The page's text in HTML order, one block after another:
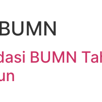
BUMN